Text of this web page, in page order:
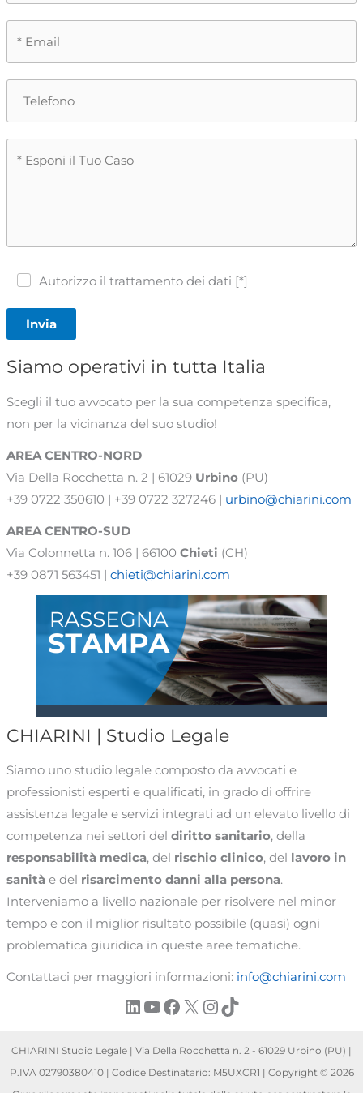
Autorizzo il trattamento dei dati [*]
Invia
Siamo operativi in tutta Italia
Scegli il tuo avvocato per la sua competenza specifica,
non per la vicinanza del suo studio!
AREA CENTRO-NORD
Via Della Rocchetta n. 2 | 61029 Urbino (PU)
+39 0722 350610 | +39 0722 327246 | urbino@chiarini.com
AREA CENTRO-SUD
Via Colonnetta n. 106 | 66100 Chieti (CH)
+39 0871 563451 | chieti@chiarini.com
CHIARINI | Studio Legale
Siamo uno studio legale composto da avvocati e
professionisti esperti e qualificati, in grado di offrire
assistenza legale e servizi integrati ad un elevato livello di
competenza nei settori del diritto sanitario, della
responsabilità medica, del rischio clinico, del lavoro in
sanità e del risarcimento danni alla persona.
Interveniamo a livello nazionale per risolvere nel minor
tempo e con il miglior risultato possibile (quasi) ogni
problematica giuridica in queste aree tematiche.
Contattaci per maggiori informazioni: info@chiarini.com
LinkedIn
YouTube
Facebook
X Instagram
TikTok
CHIARINI Studio Legale | Via Della Rocchetta n. 2 - 61029 Urbino (PU) |
P.IVA 02790380410 | Codice Destinatario: M5UXCR1 | Copyright © 2026